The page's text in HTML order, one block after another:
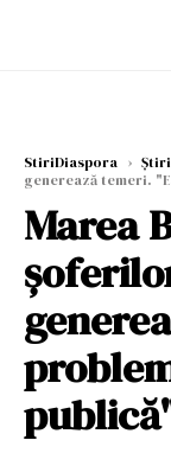
StiriDiaspora › Știri
generează temeri.
Marea